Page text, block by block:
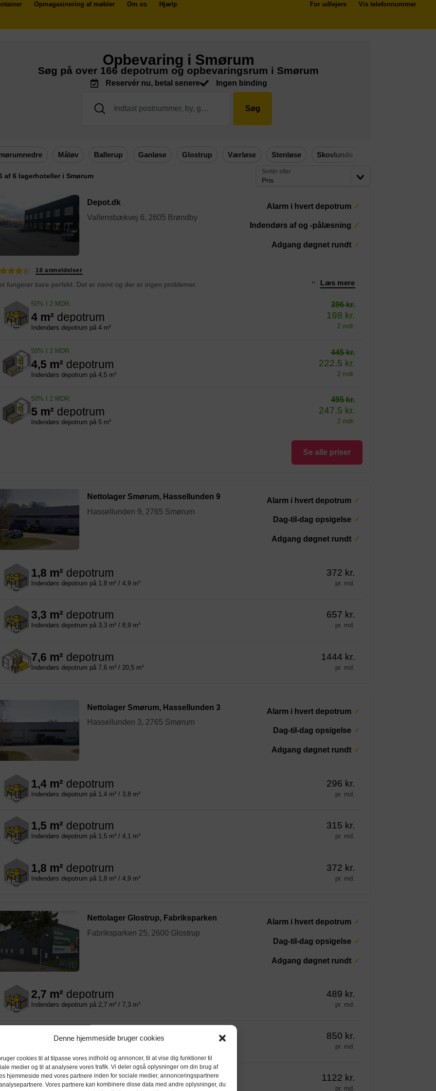
Denne hjemmeside bruger cookies
cookies til at tilpasse vores indhold og annoncer, til at vise dig funktioner til
medier og til at analysere vores trafik. Vi deler også oplysninger om din brug af
hjemmeside med vores partnere inden for sociale medier, annonceringspartnere
Vores partnere kan kombinere disse data med andre oplysninger, du
Opmagasinering af møbler Om os Hjælp For udlejere Vis telefonnummer
Opbevaring i Smørum
Søg på over 166 depotrum og opbevaringsrum i Smørum
Reservér nu, betal senere Ingen binding
Søg
Måløv Ballerup Ganløse Glostrup Værløse Stenløse Skovlunde
af 6 lagerhoteller i Smørum
Pris
Sortér efter
Depot.dk
Vallensbækvej 6, 2605 Brøndby
Alarm i hvert depotrum
Indendørs af og -pålæsning
Adgang døgnet rundt
18 anmeldelser
fungerer bare perfekt. Det er nemt og der er ingen problemer. ” Læs mere
50% I 2 MDR.
4 m² depotrum
Indendørs depotrum på 4 m²
396 kr.
198 kr.
2 mdr.
50% I 2 MDR.
4,5 m² depotrum
Indendørs depotrum på 4,5 m²
445 kr.
222.5 kr.
2 mdr.
50% I 2 MDR.
5 m² depotrum
Indendørs depotrum på 5 m²
495 kr.
247.5 kr.
2 mdr.
Se alle priser
Nettolager Smørum, Hassellunden 9
Hassellunden 9, 2765 Smørum
Alarm i hvert depotrum
Dag-til-dag opsigelse
Adgang døgnet rundt
1,8 m² depotrum
Indendørs depotrum på 1,8 m² / 4,9 m³
372 kr.
pr. md.
3,3 m² depotrum
Indendørs depotrum på 3,3 m² / 8,9 m³
657 kr.
pr. md.
7,6 m² depotrum
Indendørs depotrum på 7,6 m² / 20,5 m³
1444 kr.
pr. md.
Nettolager Smørum, Hassellunden 3
Hassellunden 3, 2765 Smørum
Alarm i hvert depotrum
Dag-til-dag opsigelse
Adgang døgnet rundt
1,4 m² depotrum
Indendørs depotrum på 1,4 m² / 3,8 m³
296 kr.
pr. md.
1,5 m² depotrum
Indendørs depotrum på 1,5 m² / 4,1 m³
315 kr.
pr. md.
1,8 m² depotrum
Indendørs depotrum på 1,8 m² / 4,9 m³
372 kr.
pr. md.
Nettolager Glostrup, Fabriksparken
Fabriksparken 25, 2600 Glostrup
Alarm i hvert depotrum
Dag-til-dag opsigelse
Adgang døgnet rundt
2,7 m² depotrum
Indendørs depotrum på 2,7 m² / 7,3 m³
489 kr.
pr. md.
depotrum 850 kr.
pr. md.
6,6 m²depotrum
Indendørs depotrum på 6,6 m² / 17,8 m³
1122 kr.
pr. md.